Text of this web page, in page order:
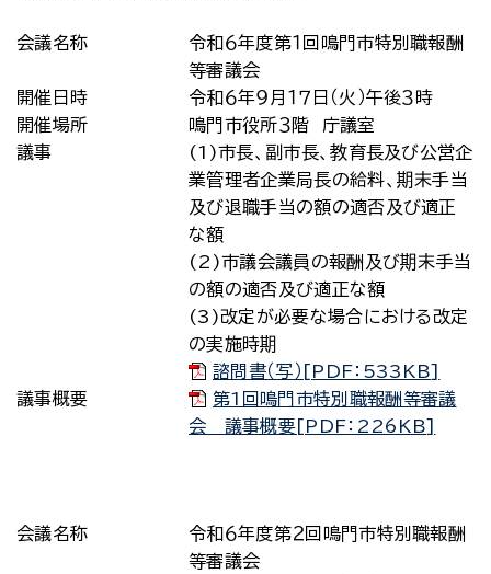
会議名称
令和６年度第１回鳴門市特別職報酬
等審議会
開催日時
令和６年９月１７日（火）午後３時
開催場所
鳴門市役所３階 庁議室
議事
(1)市長、副市長、教育長及び公営企
業管理者企業局長の給料、期末手当
及び退職手当の額の適否及び適正
な額
(2)市議会議員の報酬及び期末手当
の額の適否及び適正な額
(3)改定が必要な場合における改定
の実施時期
諮問書（写）[PDF：533KB]
議事概要
第1回鳴門市特別職報酬等審議
会 議事概要[PDF：226KB]
会議名称
令和６年度第２回鳴門市特別職報酬
等審議会